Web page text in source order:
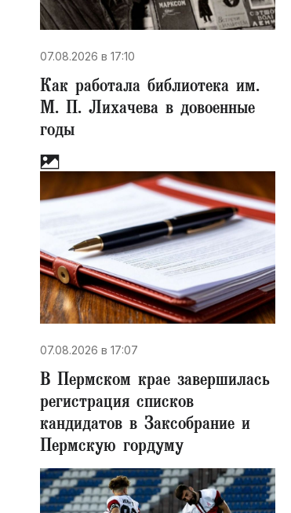
07.08.2026 в 17:10
Как работала библиотека им.
М. П. Лихачева в довоенные
годы
07.08.2026 в 17:07
В Пермском крае завершилась
регистрация списков
кандидатов в Заксобрание и
Пермскую гордуму